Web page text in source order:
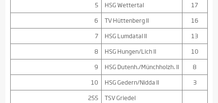
5
HSG Wettertal
17
6
TV Hüttenberg II
16
7
HSG Lumdatal II
13
8
HSG Hungen/Lich II
10
9
HSG Dutenh./Münchholzh. II
8
10
HSG Gedern/Nidda II
3
255
TSV Griedel